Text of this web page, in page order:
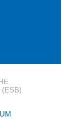
(ESB)